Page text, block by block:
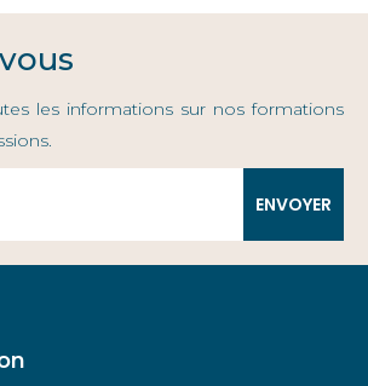
les informations sur nos formations